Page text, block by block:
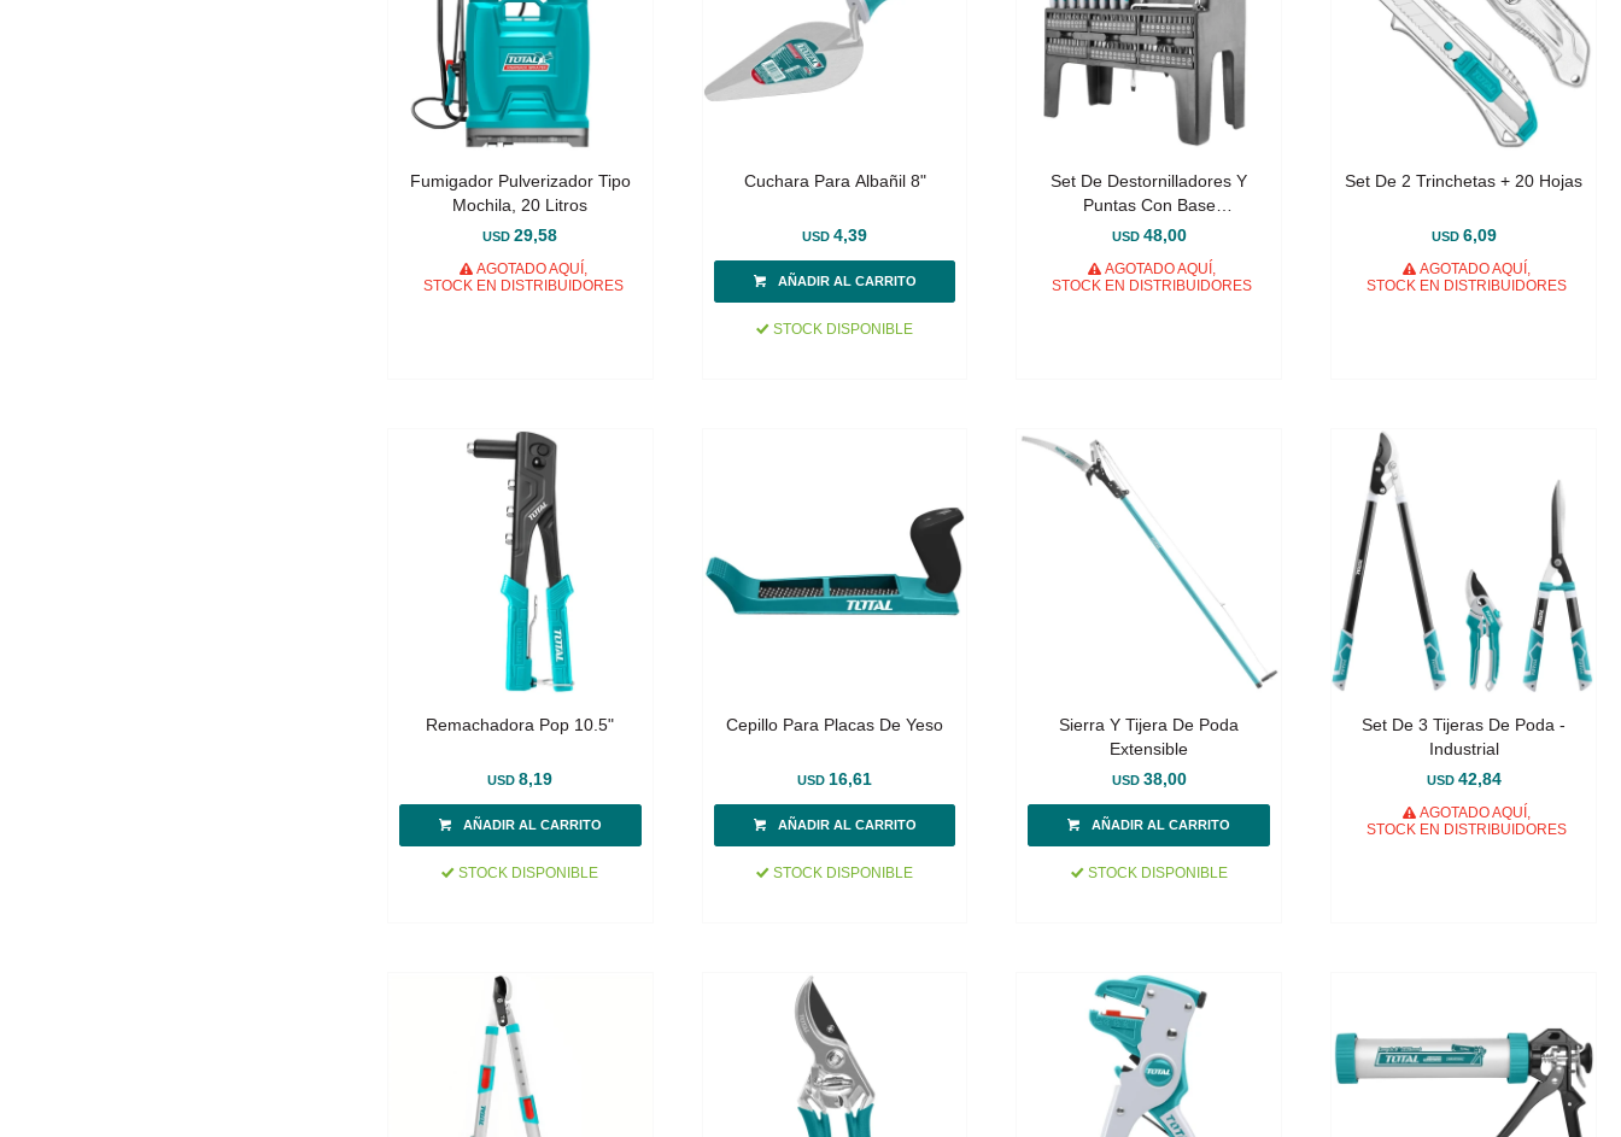
Fumigador Pulverizador Tipo
Mochila, 20 Litros
USD 29,58
AGOTADO AQUÍ,
STOCK EN DISTRIBUIDORES
Cuchara Para Albañil 8"
USD 4,39
STOCK DISPONIBLE
Set De Destornilladores Y
Puntas Con Base
Organizadora - 100 Piezas
USD 48,00
AGOTADO AQUÍ,
STOCK EN DISTRIBUIDORES
Set De 2 Trinchetas + 20 Hojas
USD 6,09
AGOTADO AQUÍ,
STOCK EN DISTRIBUIDORES
Remachadora Pop 10.5"
USD 8,19
STOCK DISPONIBLE
Cepillo Para Placas De Yeso
USD 16,61
STOCK DISPONIBLE
Sierra Y Tijera De Poda
Extensible
USD 38,00
STOCK DISPONIBLE
Set De 3 Tijeras De Poda -
Industrial
USD 42,84
AGOTADO AQUÍ,
STOCK EN DISTRIBUIDORES